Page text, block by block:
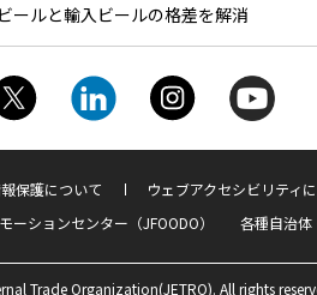
ールと輸入ビールの格差を解消
保護について ウェブアクセシビリティ
ーションセンター（JFOODO） 各種自治体
Trade Organization(JETRO). All rights